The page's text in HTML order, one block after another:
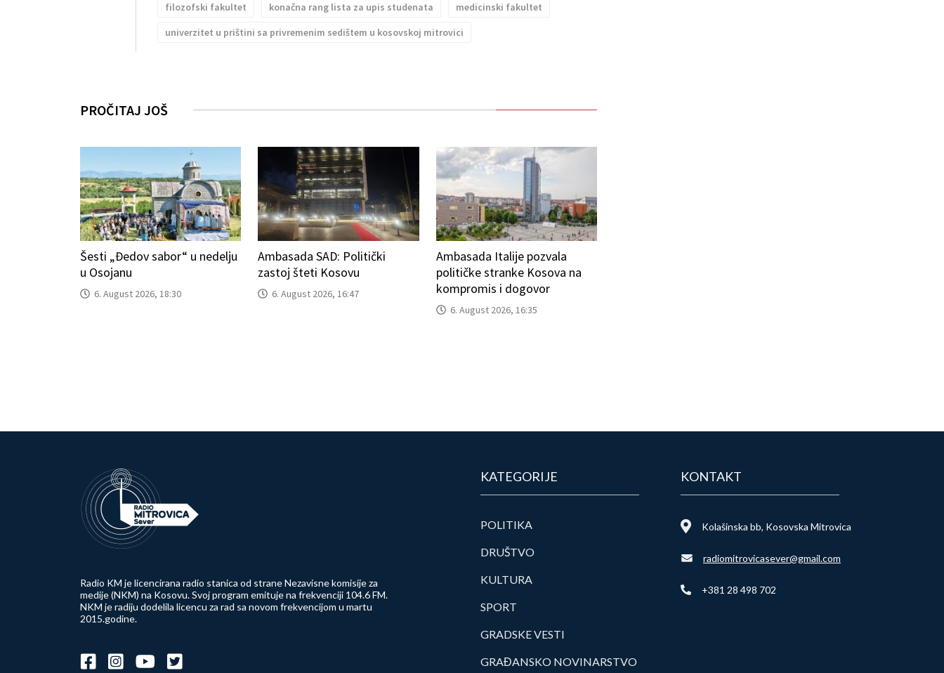
filozofski fakultet konačna rang lista za upis studenata
medicinski fakultet
univerzitet u prištini sa privremenim sedištem u kosovskoj mitrovici
PROČITAJ JOŠ
Šesti „Đedov sabor“ u nedelju
u Osojanu
6. August 2026, 18:30
Ambasada SAD: Politički
zastoj šteti Kosovu
6. August 2026, 16:47
Ambasada Italije pozvala
političke stranke Kosova na
kompromis i dogovor
6. August 2026, 16:35
Radio KM je licencirana radio stanica od strane Nezavisne komisije za
medije (NKM) na Kosovu. Svoj program emituje na frekvenciji 104.6 FM.
NKM je radiju dodelila licencu za rad sa novom frekvencijom u martu
2015.godine.
KATEGORIJE
POLITIKA
DRUŠTVO
KULTURA
SPORT
GRADSKE VESTI
GRAĐANSKO NOVINARSTVO
KONTAKT
Kolašinska bb, Kosovska Mitrovica
radiomitrovicasever@gmail.com
+381 28 498 702